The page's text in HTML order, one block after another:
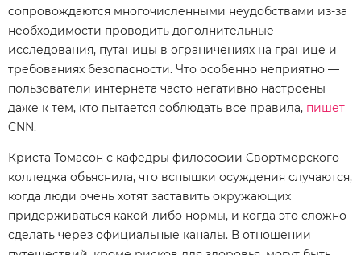
сопровождаются многочисленными неудобствами из-за
необходимости проводить дополнительные
исследования, путаницы в ограничениях на границе и
требованиях безопасности. Что особенно неприятно —
пользователи интернета часто негативно настроены
даже к тем, кто пытается соблюдать все правила, пишет
CNN.
Криста Томасон с кафедры философии Свортморского
колледжа объяснила, что вспышки осуждения случаются,
когда люди очень хотят заставить окружающих
придерживаться какой-либо нормы, и когда это сложно
сделать через официальные каналы. В отношении